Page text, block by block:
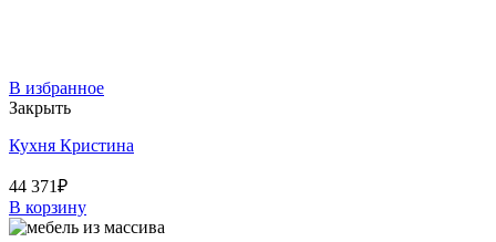
В избранное
Закрыть
Кухня Кристина
44 371₽
В корзину